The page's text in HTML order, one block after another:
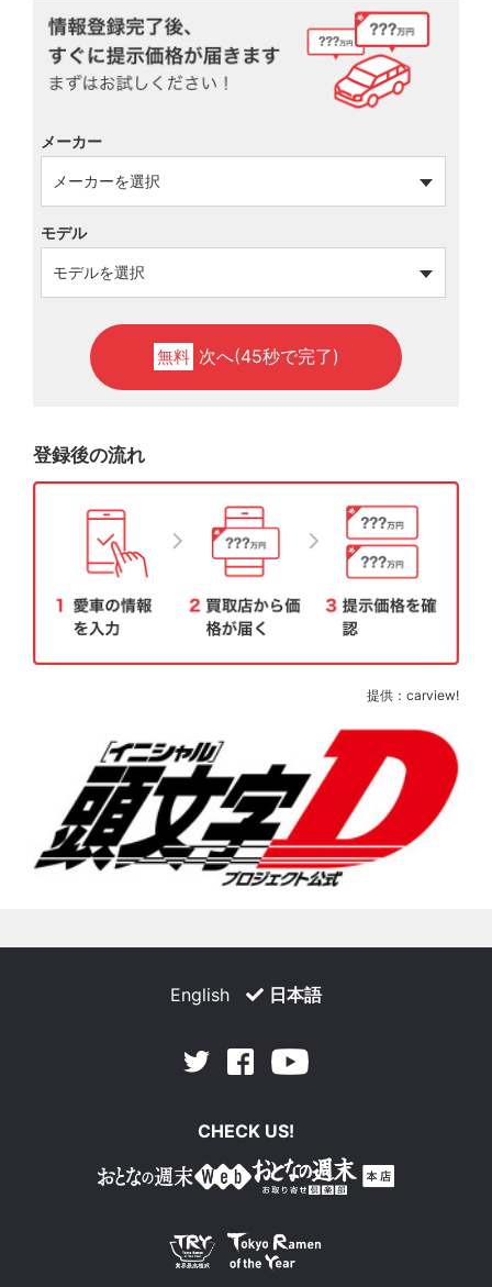
メーカー
モデル
無料 次へ(45秒で完了)
登録後の流れ
提供：carview!
English 日本語
Twitter Facebook
CHECK US!